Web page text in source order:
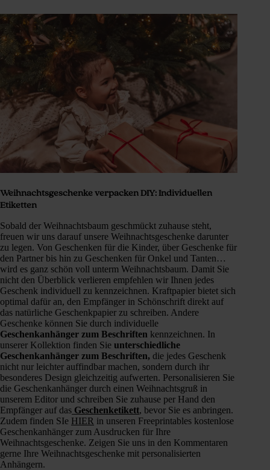
Weihnachtsgeschenke verpacken DIY: Individuellen
Etiketten
Sobald der Weihnachtsbaum geschmückt zuhause steht,
freuen wir uns darauf unsere Weihnachtsgeschenke darunter
zu legen. Von Geschenken für die Kinder, über Geschenke für
den Partner bis hin zu Geschenken für Onkel und Tanten…
wird es ganz schön voll unterm Weihnachtsbaum. Damit Sie
nicht den Überblick verlieren empfehlen wir Ihnen jedes
Geschenk individuell zu kennzeichnen. Kraftpapier bietet sich
optimal dafür an, den Empfänger in Schönschrift direkt auf
das natürliche Geschenkpapier zu schreiben. Andere
Geschenke können Sie durch individuelle
Geschenkanhänger zum Beschriften kennzeichnen. In
unserer Kollektion finden Sie unterschiedliche
Geschenkanhänger zum Beschriften, die jedes Geschenk
nicht nur leichter auffindbar machen, sondern durch ihr
besonderes Design gleichzeitig aufwerten. Personalisieren Sie
die Geschenkanhänger durch einen Weihnachtsgruß in
unserem Editor und schreiben Sie zuhause per Hand den
Empfänger auf das Geschenketikett, bevor Sie es anbringen.
Zudem finden SIe HIER in unseren Freeprintables kostenlose
Geschenkanhänger zum Ausdrucken für Ihre
Weihnachtsgeschenke. Zeigen Sie uns in den Kommentaren
gerne Ihre Weihnachtsgeschenke mit personalisierten
Anhängern.